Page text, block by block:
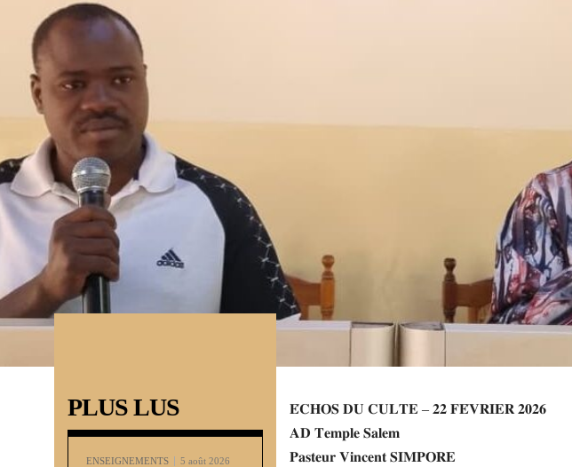
PLUS LUS
ENSEIGNEMENTS 5 août 2026
𝐄́𝐂𝐇𝐎𝐒 𝐃𝐔 𝐂𝐔𝐋𝐓𝐄 – 𝟐𝟐 𝐅𝐄́𝐕𝐑𝐈𝐄𝐑 𝟐𝟎𝟐𝟔
𝐀𝐃 𝐓𝐞𝐦𝐩𝐥𝐞 𝐒𝐚𝐥𝐞𝐦
𝐏𝐚𝐬𝐭𝐞𝐮𝐫 𝐕𝐢𝐧𝐜𝐞𝐧𝐭 𝐒𝐈𝐌𝐏𝐎𝐑𝐄